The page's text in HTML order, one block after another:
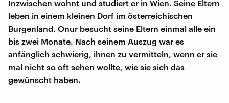
Inzwischen wohnt und studiert er in Wien. Seine Eltern
leben in einem kleinen Dorf im österreichischen
Burgenland. Onur besucht seine Eltern einmal alle ein
bis zwei Monate. Nach seinem Auszug war es
anfänglich schwierig, ihnen zu vermitteln, wenn er sie
mal nicht so oft sehen wollte, wie sie sich das
gewünscht haben.